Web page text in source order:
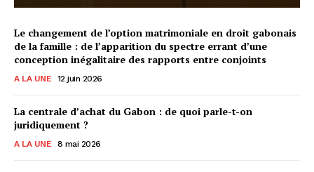
Le changement de l’option matrimoniale en droit gabonais
de la famille : de l’apparition du spectre errant d’une
conception inégalitaire des rapports entre conjoints
A LA UNE 12 juin 2026
La centrale d’achat du Gabon : de quoi parle-t-on
juridiquement ?
A LA UNE 8 mai 2026